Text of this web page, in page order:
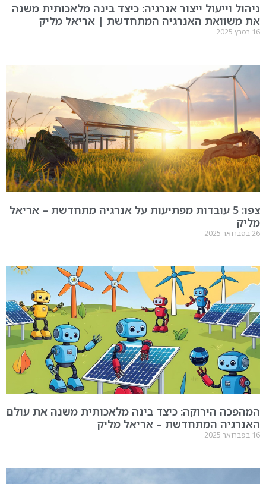
ניהול וייעול ייצור אנרגיה: כיצד בינה מלאכותית משנה
את משוואת האנרגיה המתחדשת | אריאל מליק
16 במרץ 2025
צפו: 5 עובדות מפתיעות על אנרגיה מתחדשת – אריאל
מליק
26 בפברואר 2025
המהפכה הירוקה: כיצד בינה מלאכותית משנה את עולם
האנרגיה המתחדשת – אריאל מליק
16 בפברואר 2025